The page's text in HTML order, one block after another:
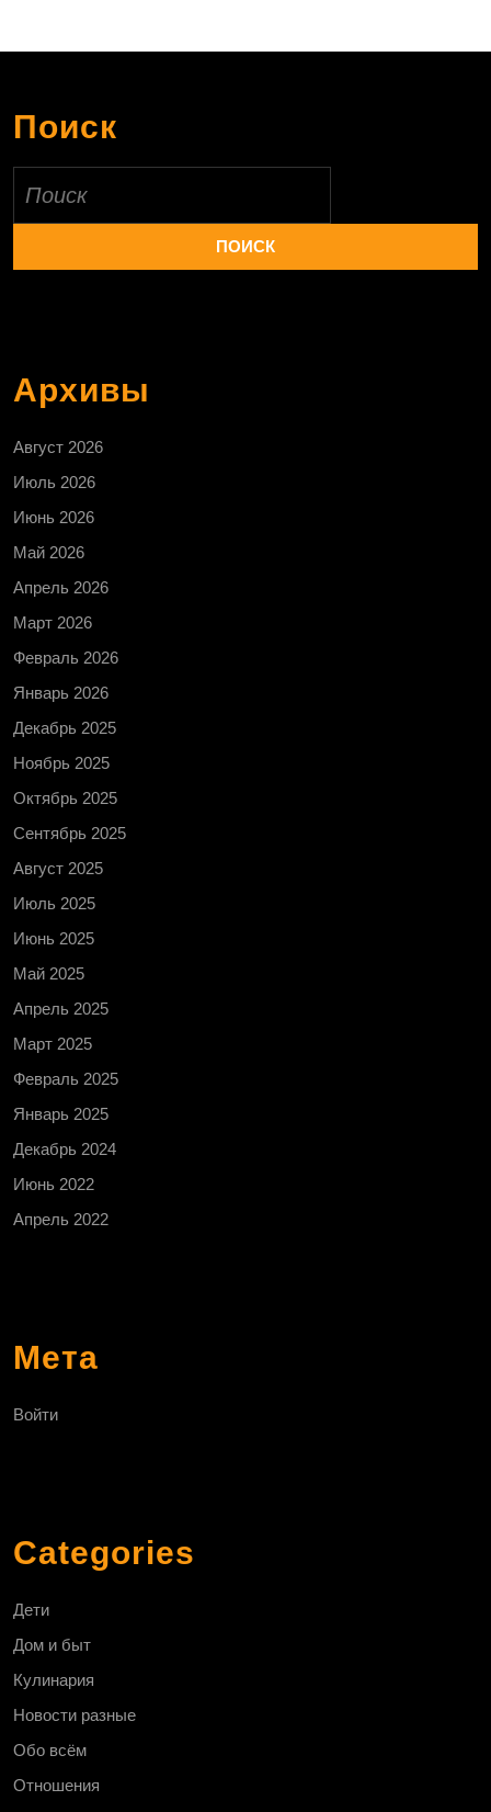
Поиск
Архивы
Август 2026
Июль 2026
Июнь 2026
Май 2026
Апрель 2026
Март 2026
Февраль 2026
Январь 2026
Декабрь 2025
Ноябрь 2025
Октябрь 2025
Сентябрь 2025
Август 2025
Июль 2025
Июнь 2025
Май 2025
Апрель 2025
Март 2025
Февраль 2025
Январь 2025
Декабрь 2024
Июнь 2022
Апрель 2022
Мета
Войти
Categories
Дети
Дом и быт
Кулинария
Новости разные
Обо всём
Отношения